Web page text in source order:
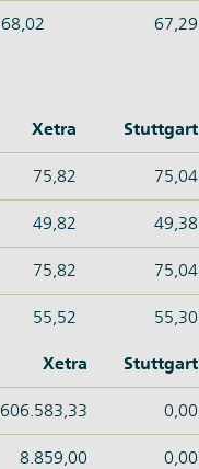
68,02 67,29
Xetra Stuttgart
75,82 75,04
49,82 49,38
75,82 75,04
55,52 55,30
Xetra Stuttgart
606.583,33 0,00
8.859,00 0,00